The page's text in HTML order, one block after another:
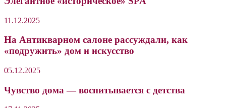
11.12.2025
На Антикварном салоне рассуждали, как
«подружить» дом и искусство
05.12.2025
Чувство дома — воспитывается с детства